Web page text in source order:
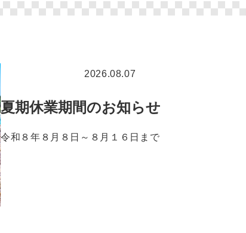
2026.08.07
夏期休業期間のお知らせ
令和８年８月８日～８月１６日まで